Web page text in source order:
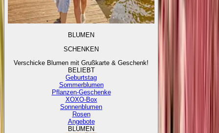
BLUMEN
SCHENKEN
Verschicke Blumen mit Grußkarte & Geschenk!
BELIEBT
Geburtstag
Sommerblumen
Pflanzen-Geschenke
XOXO-Box
Sonnenblumen
Rosen
Angebote
BLUMEN